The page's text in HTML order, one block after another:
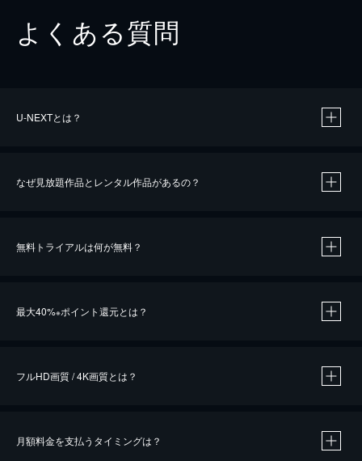
よくある質問
U-NEXTとは？
なぜ見放題作品とレンタル作品があるの？
無料トライアルは何が無料？
最大40%※ポイント還元とは？
※40％ポイント還元の対象は、クレジットカード決済による作品の購入 / レンタルです。
iOSアプリのUコイン決済による作品の購入 / レンタルは、20％のポイント還元です。
フルHD画質 / 4K画質とは？
月額料金を支払うタイミングは？